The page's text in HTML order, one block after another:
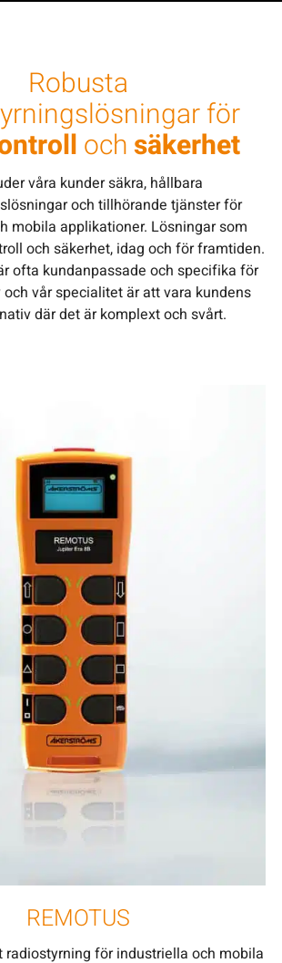
Robusta
för
ochsäkerhet
våra kunder säkra, hållbara
och tillhörande tjänster för
mobila applikationer. Lösningar som
och säkerhet, idag och för framtiden.
ofta kundanpassade och specifika för
vår specialitet är att vara kundens
där det är komplext och svårt.
REMOTUS
radiostyrning för industriella och mobila